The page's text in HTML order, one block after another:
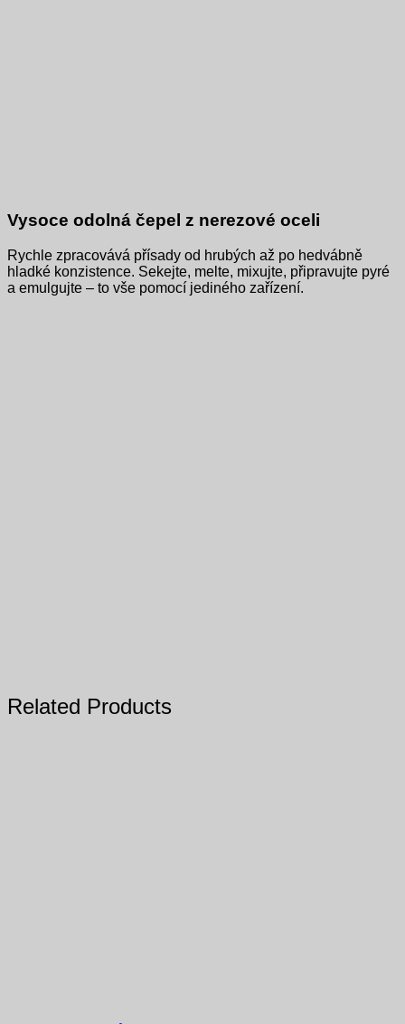
Vysoce odolná čepel z nerezové oceli
Rychle zpracovává přísady od hrubých až po hedvábně
hladké konzistence. Sekejte, melte, mixujte, připravujte pyré
a emulgujte – to vše pomocí jediného zařízení.
Related Products